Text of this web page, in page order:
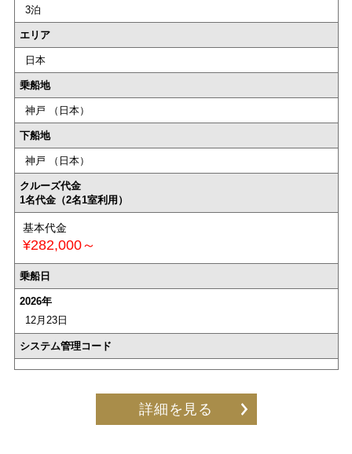
3泊
エリア
日本
乗船地
神戸 （日本）
下船地
神戸 （日本）
クルーズ代金
1名代金（2名1室利用）
基本代金
¥282,000～
乗船日
2026年
12月23日
システム管理コード
詳細を見る